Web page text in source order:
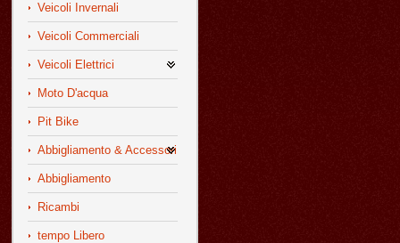
Veicoli Invernali
Veicoli Commerciali
Veicoli Elettrici
Moto D'acqua
Pit Bike
Abbigliamento & Accessori
Abbigliamento
Ricambi
tempo Libero